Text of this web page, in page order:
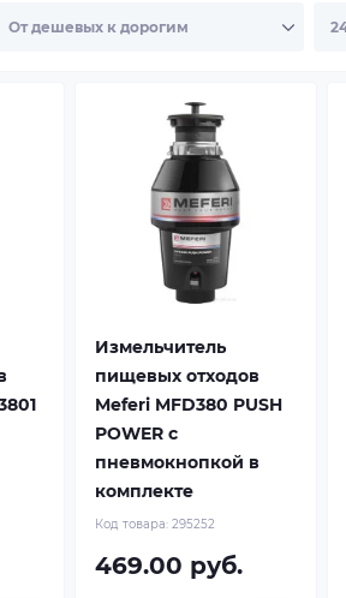
Измельчитель
пищевых отходов
Meferi MFD380 PUSH
POWER с
пневмокнопкой в
комплекте
Код товара: 295252
469.00 руб.